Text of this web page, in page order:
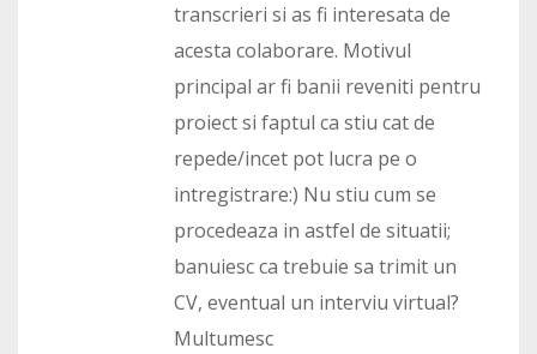
transcrieri si as fi interesata de
acesta colaborare. Motivul
principal ar fi banii reveniti pentru
proiect si faptul ca stiu cat de
repede/incet pot lucra pe o
intregistrare:) Nu stiu cum se
procedeaza in astfel de situatii;
banuiesc ca trebuie sa trimit un
CV, eventual un interviu virtual?
Multumesc